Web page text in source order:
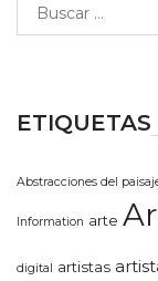
ETIQUETAS
Abstracciones del
Information arte
digital artistas